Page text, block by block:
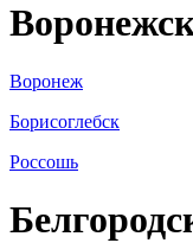
Воронеж
Борисоглебск
Россошь